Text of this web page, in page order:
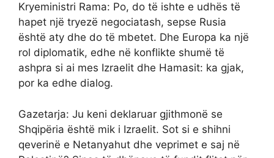
Kryeministri Rama: Po, do të ishte e udhës të
hapet një tryezë negociatash, sepse Rusia
është aty dhe do të mbetet. Dhe Europa ka një
rol diplomatik, edhe në konflikte shumë të
ashpra si ai mes Izraelit dhe Hamasit: ka gjak,
por ka edhe dialog.
Gazetarja: Ju keni deklaruar gjithmonë se
Shqipëria është mik i Izraelit. Sot si e shihni
qeverinë e Netanyahut dhe veprimet e saj në